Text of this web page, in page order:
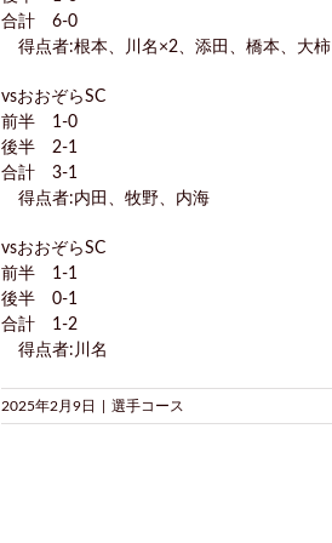
合計 6-0
得点者:根本、川名×2、添田、橋本、大柿
vsおおぞらSC
前半 1-0
後半 2-1
合計 3-1
得点者:内田、牧野、内海
vsおおぞらSC
前半 1-1
後半 0-1
合計 1-2
得点者:川名
2025年2月9日 選手コース